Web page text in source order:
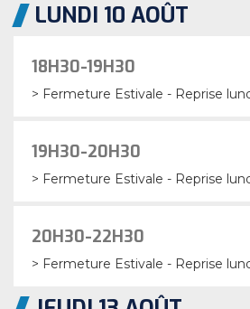
LUNDI 10 AOÛT
18H30-19H30
> Fermeture Estivale - Reprise
19H30-20H30
> Fermeture Estivale - Reprise
20H30-22H30
> Fermeture Estivale - Reprise